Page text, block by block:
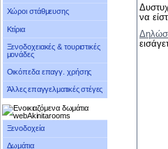
Χώροι στάθμευσης
Κτίρια
Ξενοδοχειακές & τουριστικές
μονάδες
Οικόπεδα επαγγ. χρήσης
Άλλες επαγγελματικές στέγες
Ξενοδοχεία
Δωμάτια
να